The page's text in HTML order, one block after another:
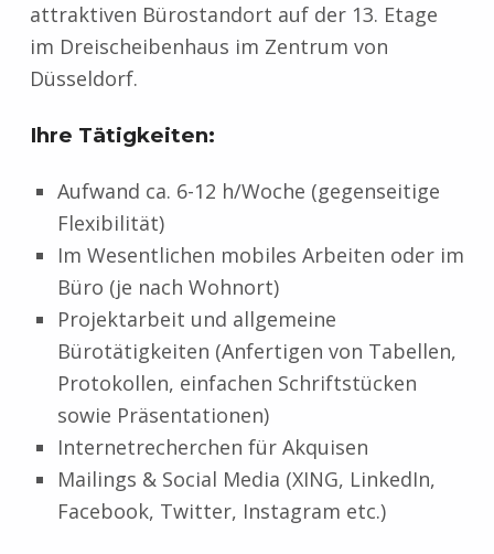
attraktiven Bürostandort auf der 13. Etage
im Dreischeibenhaus im Zentrum von
Düsseldorf.
Ihre Tätigkeiten:
Aufwand ca. 6-12 h/Woche (gegenseitige
Flexibilität)
Im Wesentlichen mobiles Arbeiten oder im
Büro (je nach Wohnort)
Projektarbeit und allgemeine
Bürotätigkeiten (Anfertigen von Tabellen,
Protokollen, einfachen Schriftstücken
sowie Präsentationen)
Internetrecherchen für Akquisen
Mailings & Social Media (XING, LinkedIn,
Facebook, Twitter, Instagram etc.)